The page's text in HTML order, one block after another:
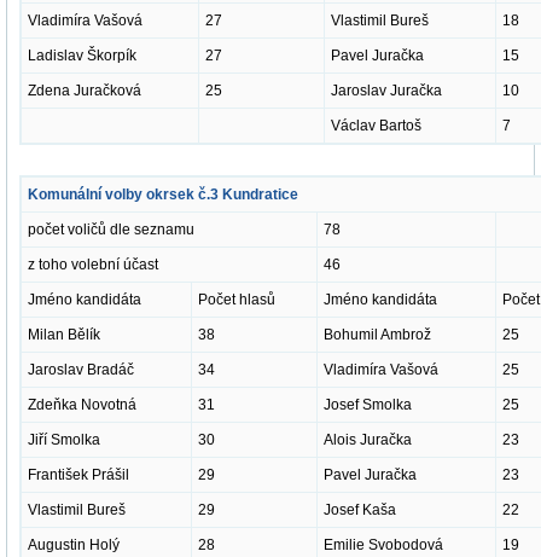
Vladimíra Vašová 27 Vlastimil Bureš 18
Ladislav Škorpík 27 Pavel Juračka 15
Zdena Juračková 25 Jaroslav Juračka 10
Václav Bartoš 7
Komunální volby okrsek č.3 Kundratice
počet voličů dle seznamu 78
z toho volební účast 46
Jméno kandidáta Počet hlasů Jméno kandidáta
Milan Bělík 38 Bohumil Ambrož 25
Jaroslav Bradáč 34 Vladimíra Vašová 25
Zdeňka Novotná 31 Josef Smolka 25
Jiří Smolka 30 Alois Juračka 23
František Prášil 29 Pavel Juračka 23
Vlastimil Bureš 29 Josef Kaša 22
Augustin Holý 28 Emilie Svobodová 19